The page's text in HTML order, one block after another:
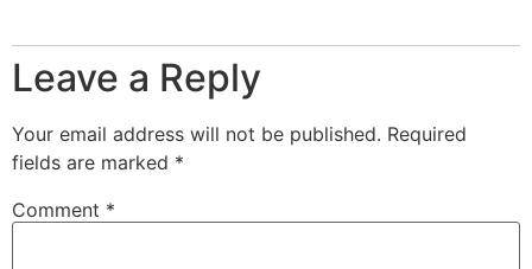
Leave a Reply
Your email address will not be published. Required
fields are marked *
Comment *